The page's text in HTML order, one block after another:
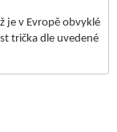
je v Evropě obvyklé
trička dle uvedené